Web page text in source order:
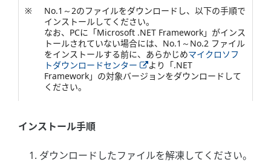
※
No.1～2のファイルをダウンロードし、以下の手順で
インストールしてください。
なお、PCに「Microsoft .NET Framework」がインス
トールされていない場合には、No.1～No.2 ファイル
をインストールする前に、あらかじめマイクロソフ
トダウンロードセンター
より「.NET
Framework」の対象バージョンをダウンロードして
ください。
インストール手順
ダウンロードしたファイルを解凍してください。